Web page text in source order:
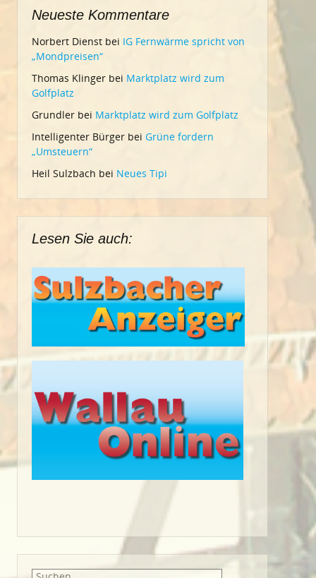
Neueste Kommentare
Norbert Dienst bei IG Fernwärme spricht von
„Mondpreisen“
Thomas Klinger bei Marktplatz wird zum
Golfplatz
Grundler bei Marktplatz wird zum Golfplatz
Intelligenter Bürger bei Grüne fordern
„Umsteuern“
Heil Sulzbach bei Neues Tipi
Lesen Sie auch: